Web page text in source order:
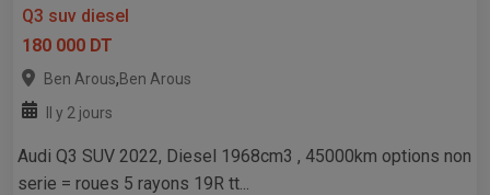
Q3 suv diesel
180 000 DT
Ben Arous,Ben Arous
Il y 2 jours
Audi Q3 SUV 2022, Diesel 1968cm3 , 45000km options non
serie = roues 5 rayons 19R tt...